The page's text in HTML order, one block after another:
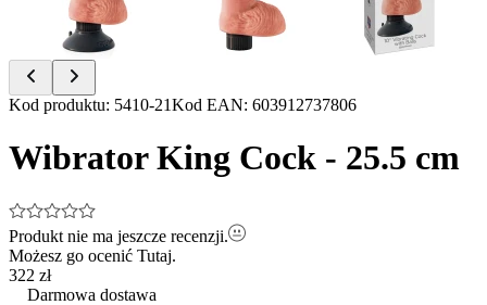
Item
of
3
Kod produktu: 5410-21Kod EAN: 603912737806
Wibrator King Cock - 25.5 cm
Produkt nie ma jeszcze recenzji.
Możesz go ocenić Tutaj.
322 zł
Darmowa dostawa